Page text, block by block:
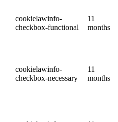
cookielawinfo-
checkbox-functional
11
months
cookielawinfo-
checkbox-necessary
11
months